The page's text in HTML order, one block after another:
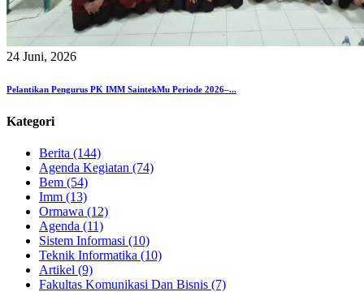
24 Juni, 2026
Pelantikan Pengurus PK IMM SaintekMu Periode 2026–...
Kategori
Berita (144)
Agenda Kegiatan (74)
Bem (54)
Imm (13)
Ormawa (12)
Agenda (11)
Sistem Informasi (10)
Teknik Informatika (10)
Artikel (9)
Fakultas Komunikasi Dan Bisnis (7)